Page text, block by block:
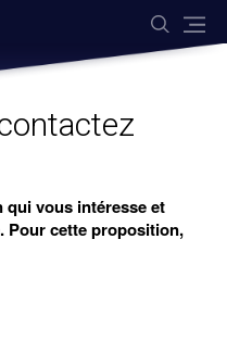
qui vous intéresse et
Pour cette proposition,